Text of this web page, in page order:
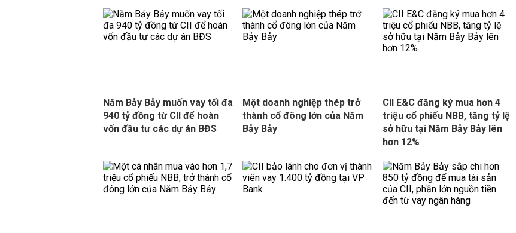
Năm Bảy Bảy muốn vay tối đa
940 tỷ đồng từ CII để hoàn
vốn đầu tư các dự án BĐS
Một doanh nghiệp thép trở
thành cổ đông lớn của Năm
Bảy Bảy
CII E&C đăng ký mua hơn 4
triệu cổ phiếu NBB, tăng tỷ lệ
sở hữu tại Năm Bảy Bảy lên
hơn 12%